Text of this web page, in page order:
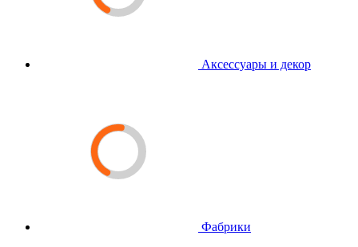
Аксессуары и декор
Фабрики